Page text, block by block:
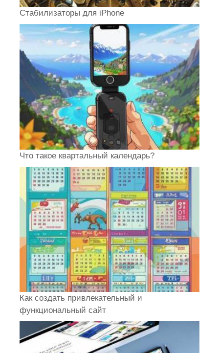
Стабилизаторы для iPhone
Что такое квартальный календарь?
Как создать привлекательный и
функциональный сайт